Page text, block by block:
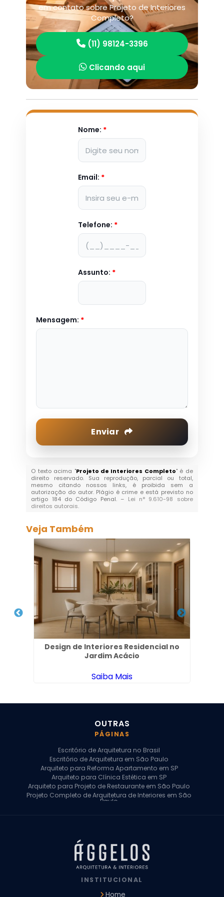
em contato sobre Projeto de Interiores
Completo?
(11) 98124-3396
Clicando aqui
Nome: *
Email: *
Telefone: *
Assunto: *
Mensagem: *
Enviar
O texto acima "Projeto de Interiores Completo" é de
direito reservado. Sua reprodução, parcial ou total,
mesmo citando nossos links, é proibida sem a
autorização do autor. Plágio é crime e está previsto no
artigo 184 do Código Penal. – Lei n° 9.610-98 sobre
direitos autorais.
Veja Também
Design de Interiores Residencial no
Jardim Acácio
Saiba Mais
OUTRAS
PÁGINAS
Escritório de Arquitetura no Brasil
Escritório de Arquitetura em São Paulo
Arquiteto para Reforma Apartamento em SP
Arquiteto para Clínica Estética em SP
Arquiteto para Projeto de Restaurante em São Paulo
Projeto Completo de Arquitetura de Interiores em São
Paulo
Arquiteto para Projeto Comercial em São Paulo
Arquiteto Comercial
Arquiteto para Reforma de Apartamento
Arquiteto para Reforma Residencial
Arquitetura para Reforma de Casas
Design de Interiores Apartamentos
INSTITUCIONAL
Home